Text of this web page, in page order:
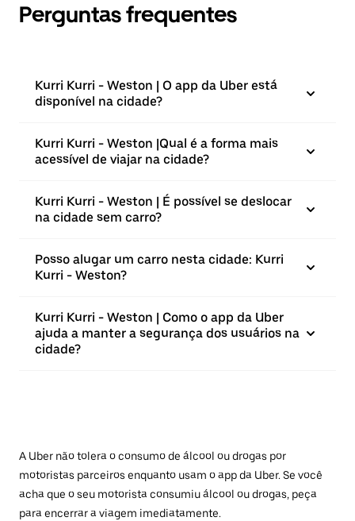
Perguntas frequentes
Kurri Kurri - Weston | O app da Uber está
disponível na cidade?
Kurri Kurri - Weston |⁠Qual é a forma mais
acessível de viajar na cidade?
Kurri Kurri - Weston | É possível se deslocar
na cidade sem carro?
Posso alugar um carro nesta cidade: Kurri
Kurri - Weston?
Kurri Kurri - Weston | Como o app da Uber
ajuda a manter a segurança dos usuários na
cidade?
A Uber não tolera o consumo de álcool ou drogas por
motoristas parceiros enquanto usam o app da Uber. Se você
acha que o seu motorista consumiu álcool ou drogas, peça
para encerrar a viagem imediatamente.